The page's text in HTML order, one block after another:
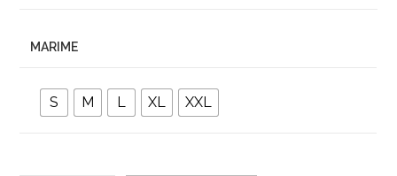
MARIME
S M L XL XXL